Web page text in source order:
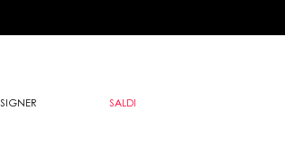
SALDI